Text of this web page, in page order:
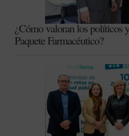
¿Cómo valoran los políticos
Paquete Farmacéutico?